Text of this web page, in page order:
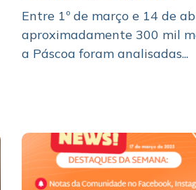
Entre 1º de março e 14 de
aproximadamente 300 mil
a Páscoa foram analisadas...